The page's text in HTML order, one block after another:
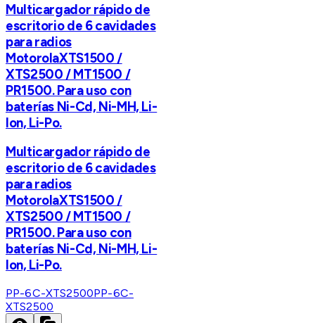
Multicargador rápido de
escritorio de 6 cavidades
para radios
MotorolaXTS1500 /
XTS2500 / MT1500 /
PR1500. Para uso con
baterías Ni-Cd, Ni-MH, Li-
Ion, Li-Po.
Multicargador rápido de
escritorio de 6 cavidades
para radios
MotorolaXTS1500 /
XTS2500 / MT1500 /
PR1500. Para uso con
baterías Ni-Cd, Ni-MH, Li-
Ion, Li-Po.
PP-6C-XTS2500PP-6C-
XTS2500